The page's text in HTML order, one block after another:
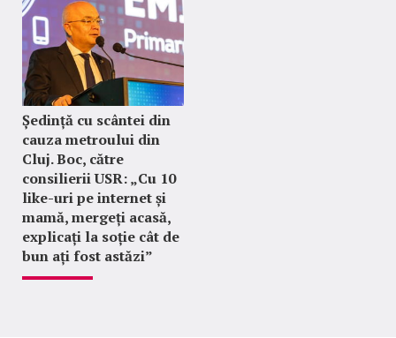
Ședință cu scântei din
cauza metroului din
Cluj. Boc, către
consilierii USR: „Cu 10
like-uri pe internet și
mamă, mergeți acasă,
explicați la soție cât de
bun ați fost astăzi”